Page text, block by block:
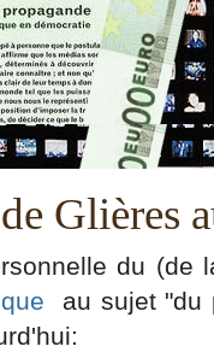
Glières
du (de
au sujet "du